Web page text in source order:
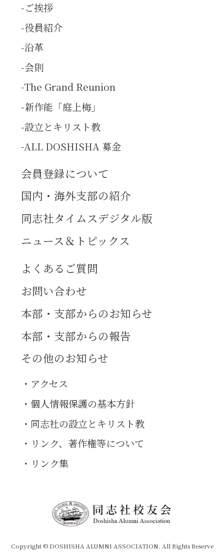
ご挨拶
役員紹介
沿革
会則
The Grand Reunion
新作能「庭上梅」
設立とキリスト教
ALL DOSHISHA 募金
会員登録について
国内・海外支部の紹介
同志社タイムスデジタル版
ニュース＆トピックス
よくあるご質問
お問い合わせ
本部・支部からのお知らせ
本部・支部からの報告
その他のお知らせ
アクセス
個人情報保護の基本方針
同志社の設立とキリスト教
リンク、著作権等について
リンク集
Copyright © DOSHISHA ALUMNI ASSOCIATION. All Rights Reserve